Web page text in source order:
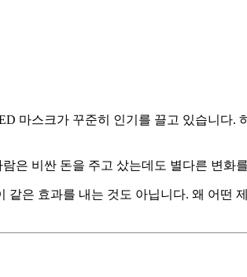
마스크가 꾸준히 인기를 끌고 있습니다.
은 비싼 돈을 주고 샀는데도 별다른 변화
은 효과를 내는 것도 아닙니다. 왜 어떤